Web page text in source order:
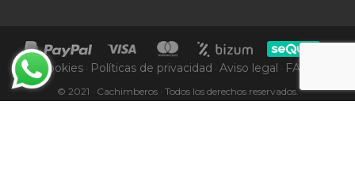
Cookies · Políticas de privacidad · Aviso legal · FAQs
© 2021 · Cachimberos · Todos los derechos reservados.